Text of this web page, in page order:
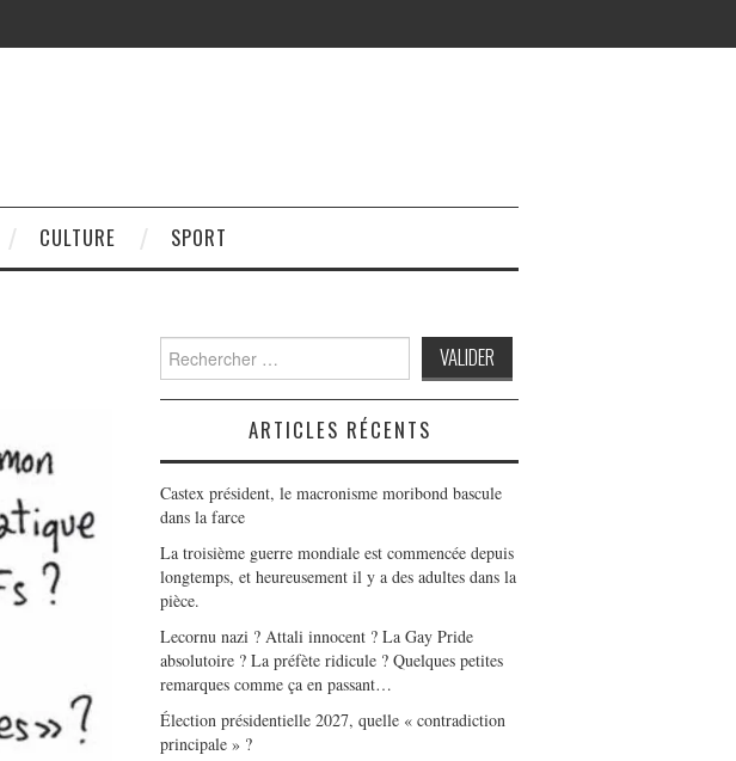
CULTURE SPORT
Search
for:
ARTICLES RÉCENTS
Castex président, le macronisme moribond bascule
dans la farce
La troisième guerre mondiale est commencée depuis
longtemps, et heureusement il y a des adultes dans la
pièce.
Lecornu nazi ? Attali innocent ? La Gay Pride
absolutoire ? La préfète ridicule ? Quelques petites
remarques comme ça en passant…
Élection présidentielle 2027, quelle « contradiction
principale » ?